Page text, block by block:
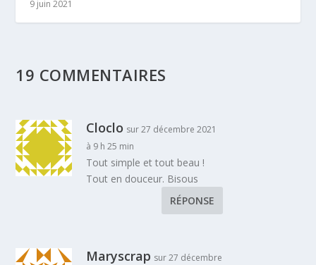
9 juin 2021
19 COMMENTAIRES
Cloclo sur 27 décembre 2021
à 9 h 25 min
Tout simple et tout beau !
Tout en douceur. Bisous
RÉPONSE
Maryscrap sur 27 décembre